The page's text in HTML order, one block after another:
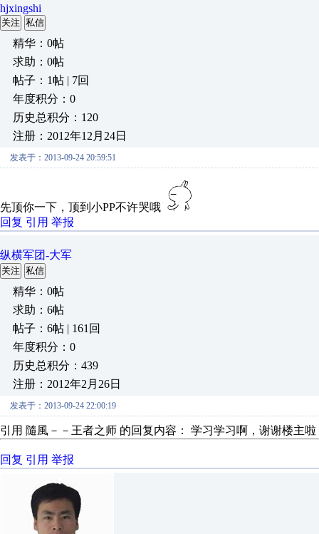
hjxingshi
关注 私信
精华：0帖
求助：0帖
帖子：1帖 | 7回
年度积分：0
历史总积分：120
注册：2012年12月24日
发表于：2013-09-24 20:59:51
先顶你一下，顶到小PP不许哭哦
回复 引用 举报
纵横军团-大军
关注 私信
精华：0帖
求助：6帖
帖子：6帖 | 161回
年度积分：0
历史总积分：439
注册：2012年2月26日
发表于：2013-09-24 22:00:19
引用 隨風－－王者之师 的回复内容： 学习学习啊，谢谢楼主啦
回复 引用 举报